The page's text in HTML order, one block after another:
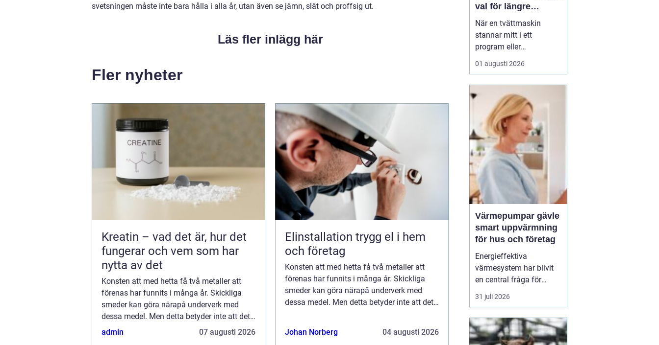
svetsningen måste inte bara hålla i alla år, utan även se jämn, slät och proffsig ut.
Läs fler inlägg här
Fler nyheter
Kreatin – vad det är, hur det
fungerar och vem som har
nytta av det
Konsten att med hetta få två metaller att
förenas har funnits i många år. Skickliga
smeder kan göra närapå underverk med
dessa medel. Men detta betyder inte att det
är enkelt att svetsa, även om ...
admin 07 augusti 2026
Elinstallation trygg el i hem
och företag
Konsten att med hetta få två metaller att
förenas har funnits i många år. Skickliga
smeder kan göra närapå underverk med
dessa medel. Men detta betyder inte att det
Johan Norberg
04 augusti 2026
val för längre
livslängd på vitvaror
När en tvättmaskin
stannar mitt i ett
program eller
diskmaskinen lämnar
disken smutsig, uppstår
behövs en ny maskin,
eller går den att rädda
med en reservdel? Allt
fler upptäcker att <...
01 augusti 2026
Värmepumpar gävle
smart uppvärmning
för hus och företag
Energieffektiva
värmesystem har blivit
en central fråga för
många hushåll och
fastighetsägare i Gävle.
och ner, vintrarna kan
fortfarande vara kalla
31 juli 2026